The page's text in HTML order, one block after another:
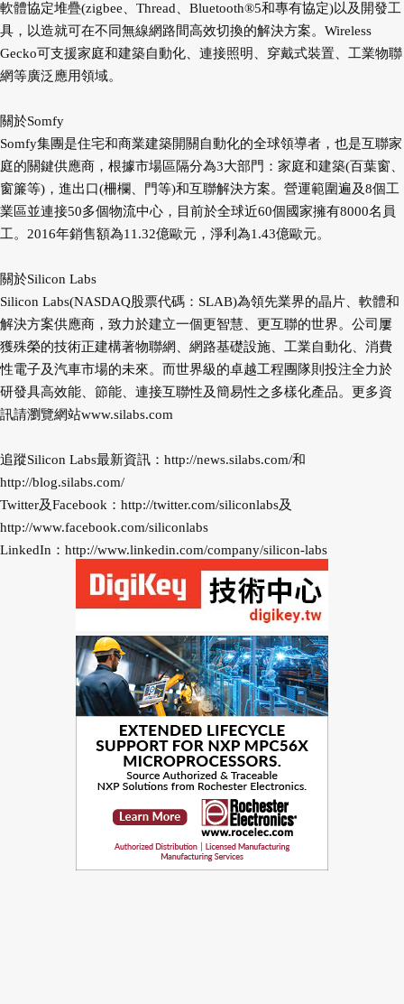
軟體協定堆疊(zigbee、Thread、Bluetooth®5和專有協定)以及開發工
具，以造就可在不同無線網路間高效切換的解決方案。Wireless
Gecko可支援家庭和建築自動化、連接照明、穿戴式裝置、工業物聯
網等廣泛應用領域。
關於Somfy
Somfy集團是住宅和商業建築開關自動化的全球領導者，也是互聯家
庭的關鍵供應商，根據市場區隔分為3大部門：家庭和建築(百葉窗、
窗簾等)，進出口(柵欄、門等)和互聯解決方案。營運範圍遍及8個工
業區並連接50多個物流中心，目前於全球近60個國家擁有8000名員
工。2016年銷售額為11.32億歐元，淨利為1.43億歐元。
關於Silicon Labs
Silicon Labs(NASDAQ股票代碼：SLAB)為領先業界的晶片、軟體和
解決方案供應商，致力於建立一個更智慧、更互聯的世界。公司屢
獲殊榮的技術正建構著物聯網、網路基礎設施、工業自動化、消費
性電子及汽車市場的未來。而世界級的卓越工程團隊則投注全力於
研發具高效能、節能、連接互聯性及簡易性之多樣化產品。更多資
訊請瀏覽網站www.silabs.com
追蹤Silicon Labs最新資訊： http://news.silabs.com/和
http://blog.silabs.com/
Twitter及Facebook： http://twitter.com/siliconlabs及
http://www.facebook.com/siliconlabs
LinkedIn： http://www.linkedin.com/company/silicon-labs